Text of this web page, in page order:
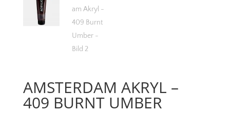
AMSTERDAM AKRYL –
409 BURNT UMBER